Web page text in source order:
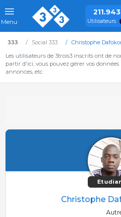
Menu
211.943
Utilisateurs
333 Social 333
Christophe
Les utilisateurs de 3trois3 inscrits ont de
partir d'ici, vous pouvez gérer vos
annonces, etc
Christophe